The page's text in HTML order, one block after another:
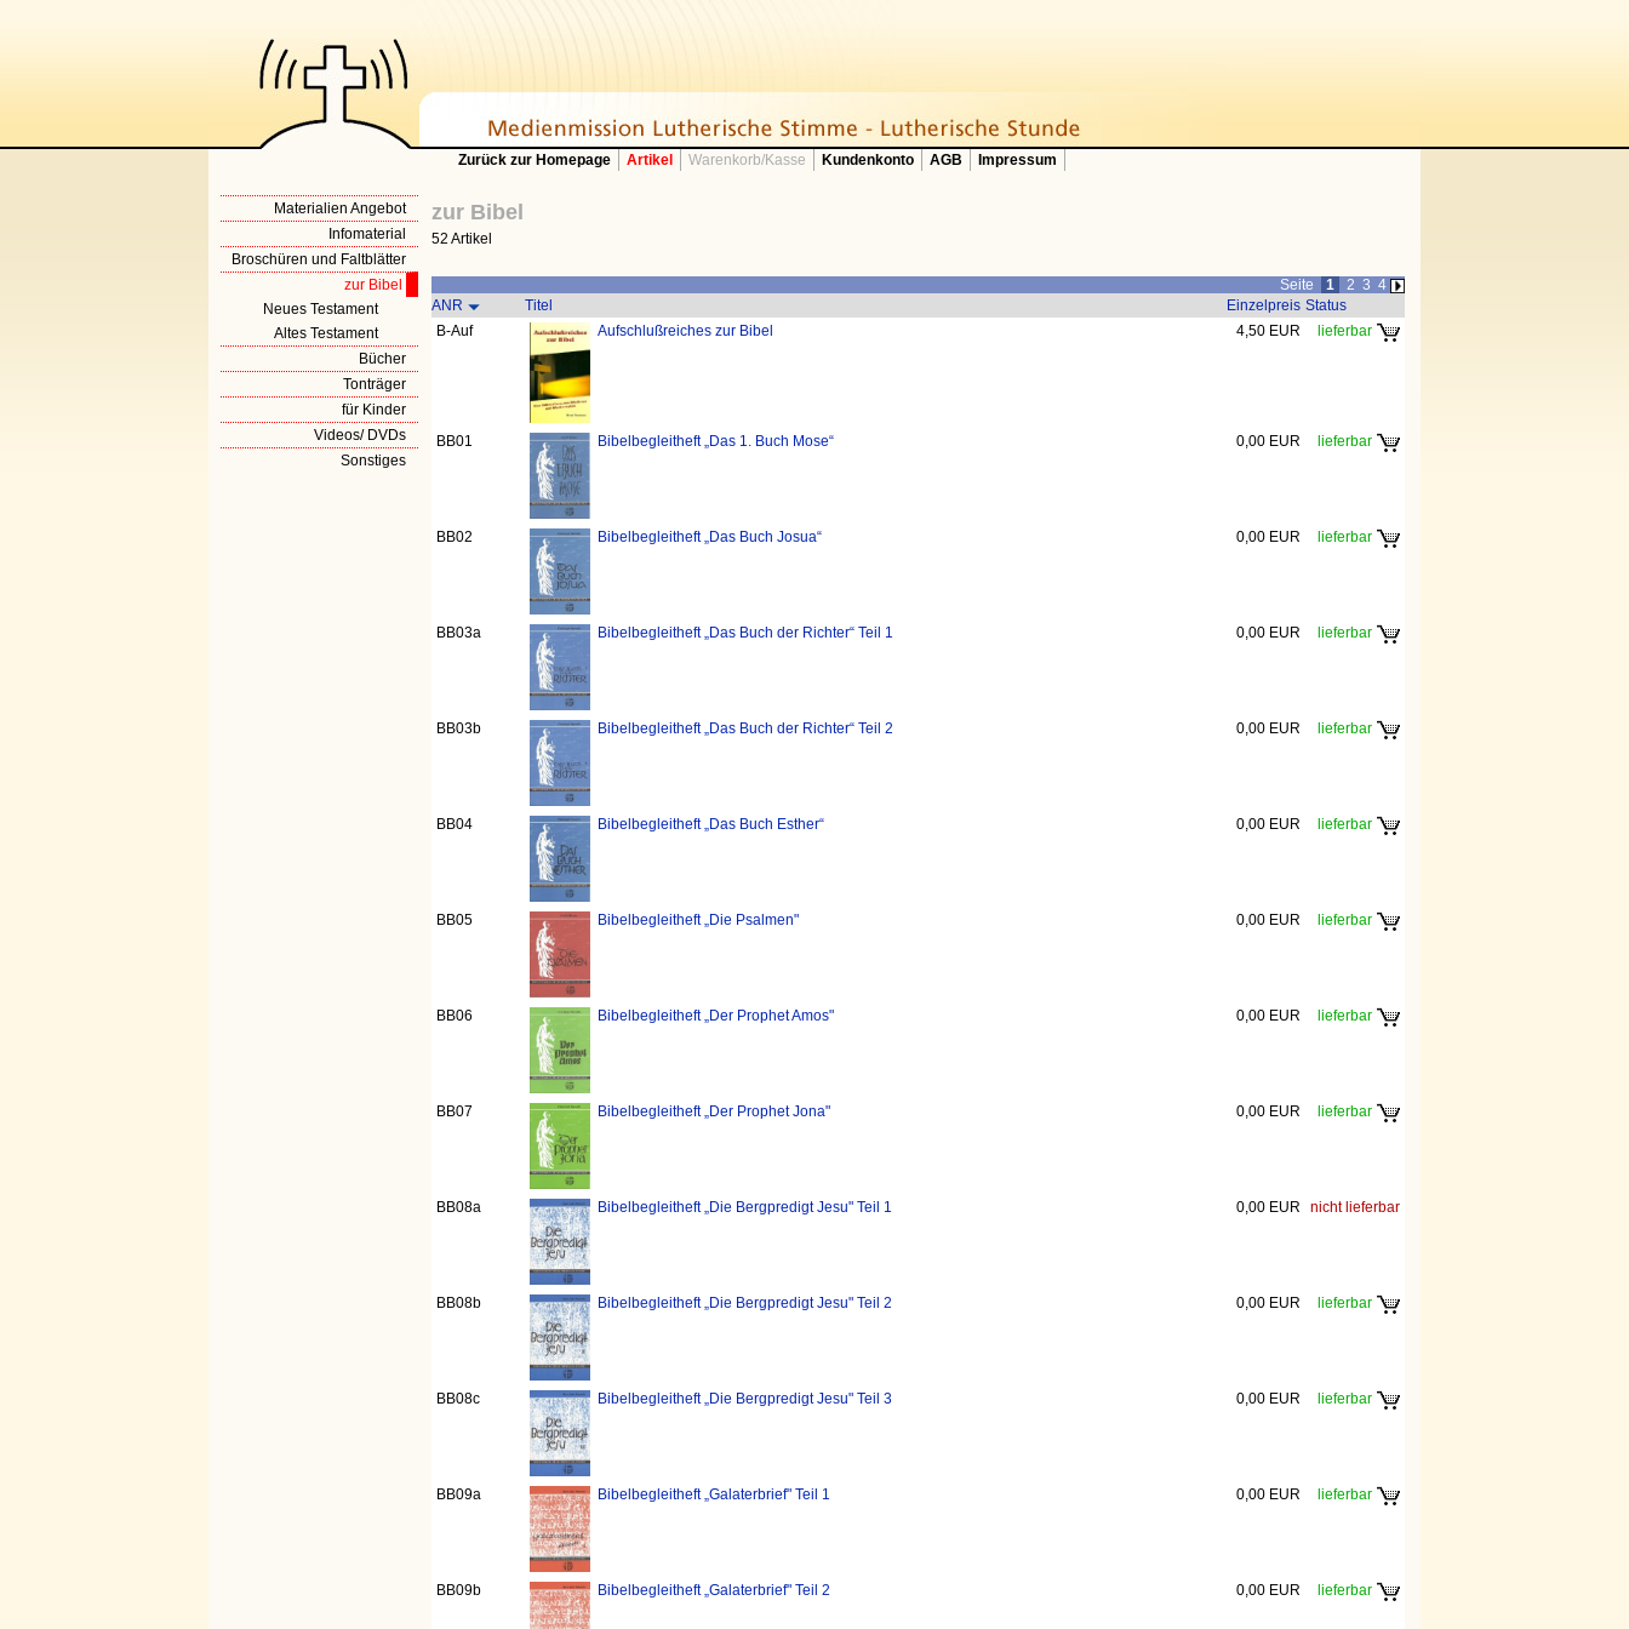
Zurück zur Homepage Artikel Warenkorb/Kasse Kundenkonto AGB Impressum
Materialien Angebot
Infomaterial
Broschüren und Faltblätter
zur Bibel
Neues Testament
Altes Testament
Bücher
Tonträger
für Kinder
Videos/ DVDs
Sonstiges
zur Bibel
52 Artikel
Seite 1 2 3 4
ANR
Titel Einzelpreis Status
B-Auf
Aufschlußreiches zur Bibel 4,50 EUR lieferbar
BB01 Bibelbegleitheft „Das 1. Buch Mose“ 0,00 EUR lieferbar
BB02 Bibelbegleitheft „Das Buch Josua“ 0,00 EUR lieferbar
BB03a Bibelbegleitheft „Das Buch der Richter“ Teil 1 0,00 EUR lieferbar
BB03b Bibelbegleitheft „Das Buch der Richter“ Teil 2 0,00 EUR lieferbar
BB04 Bibelbegleitheft „Das Buch Esther“ 0,00 EUR lieferbar
BB05 Bibelbegleitheft „Die Psalmen" 0,00 EUR lieferbar
BB06 Bibelbegleitheft „Der Prophet Amos" 0,00 EUR lieferbar
BB07 Bibelbegleitheft „Der Prophet Jona" 0,00 EUR lieferbar
BB08a Bibelbegleitheft „Die Bergpredigt Jesu" Teil 1 0,00 EUR nicht lieferbar
BB08b Bibelbegleitheft „Die Bergpredigt Jesu" Teil 2 0,00 EUR lieferbar
BB08c Bibelbegleitheft „Die Bergpredigt Jesu" Teil 3 0,00 EUR lieferbar
BB09a Bibelbegleitheft „Galaterbrief" Teil 1 0,00 EUR lieferbar
BB09b Bibelbegleitheft „Galaterbrief" Teil 2 0,00 EUR lieferbar